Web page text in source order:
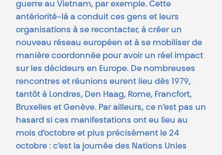
guerre au Vietnam, par exemple. Cette
antériorité-là a conduit ces gens et leurs
organisations à se recontacter, à créer un
nouveau réseau européen et à se mobiliser de
manière coordonnée pour avoir un réel impact
sur les décideurs en Europe. De nombreuses
rencontres et réunions eurent lieu dès 1979,
tantôt à Londres, Den Haag, Rome, Francfort,
Bruxelles et Genève. Par ailleurs, ce n’est pas un
hasard si ces manifestations ont eu lieu au
mois d’octobre et plus précisément le 24
octobre : c’est la journée des Nations Unies